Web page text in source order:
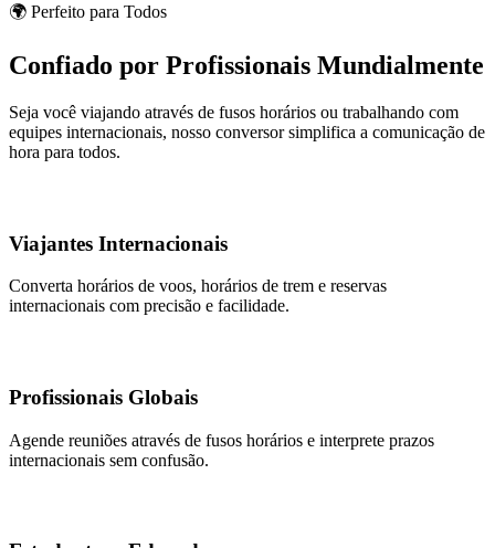
🌍 Perfeito para Todos
Confiado por Profissionais Mundialmente
Seja você viajando através de fusos horários ou trabalhando com
equipes internacionais, nosso conversor simplifica a comunicação de
hora para todos.
Viajantes Internacionais
Converta horários de voos, horários de trem e reservas
internacionais com precisão e facilidade.
Profissionais Globais
Agende reuniões através de fusos horários e interprete prazos
internacionais sem confusão.